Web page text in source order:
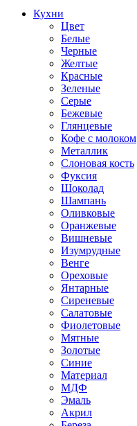
Кухни
Цвет
Белые
Черные
Желтые
Красные
Зеленые
Серые
Бежевые
Глянцевые
Кофе с молоком
Металлик
Слоновая кость
Фуксия
Шоколад
Шампань
Оливковые
Оранжевые
Вишневые
Изумрудные
Венге
Ореховые
Янтарные
Сиреневые
Салатовые
Фиолетовые
Мятные
Золотые
Синие
Материал
МДФ
Эмаль
Акрил